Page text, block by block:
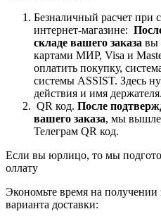
Безналичный расчет при
интернет-магазине:
складе вашего заказа вы
картами МИР, Visa и
оплатить покупку,
системы ASSIST. Здесь
действия и имя держателя.
QR код. После
вашего заказа, мы
Телеграм QR код.
Если вы юрлицо, то мы
оллату
Экономьте время на получении
варианта доставки: